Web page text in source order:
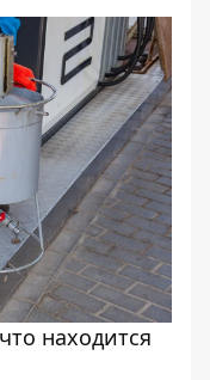
находится